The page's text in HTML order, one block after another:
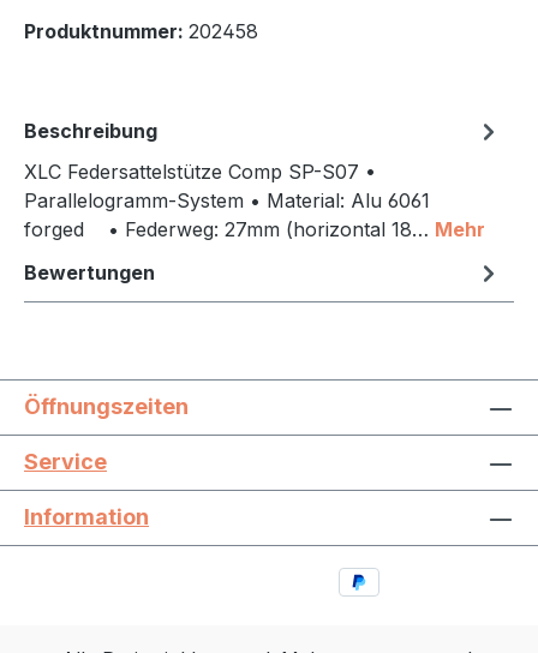
Produktnummer: 202458
Beschreibung
XLC Federsattelstütze Comp SP-S07 •
Parallelogramm-System • Material: Alu 6061
forged • Federweg: 27mm (horizontal 18… Mehr
Bewertungen
Öffnungszeiten
Service
Information